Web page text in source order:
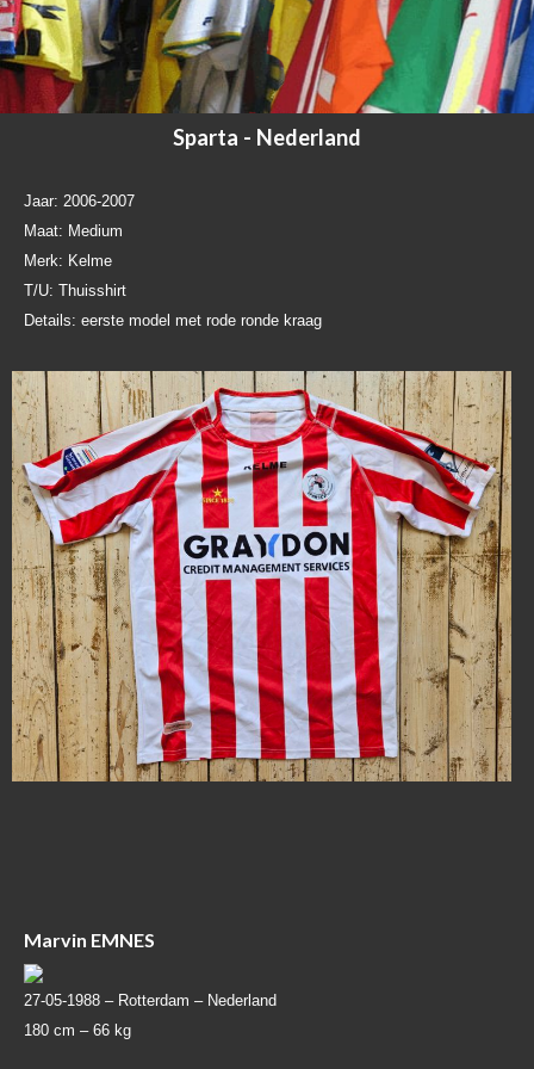
Sparta - Nederland
Jaar: 2006-2007
Maat: Medium
Merk: Kelme
T/U: Thuisshirt
Details: eerste model met rode ronde kraag
Marvin EMNES
27-05-1988 – Rotterdam – Nederland
180 cm – 66 kg